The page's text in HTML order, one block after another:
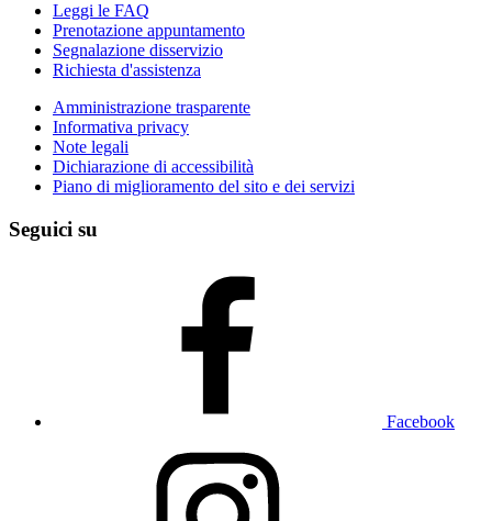
Leggi le FAQ
Prenotazione appuntamento
Segnalazione disservizio
Richiesta d'assistenza
Amministrazione trasparente
Informativa privacy
Note legali
Dichiarazione di accessibilità
Piano di miglioramento del sito e dei servizi
Seguici su
Facebook